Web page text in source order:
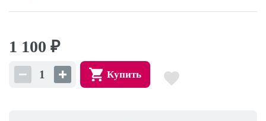
1 100 ₽
Купить